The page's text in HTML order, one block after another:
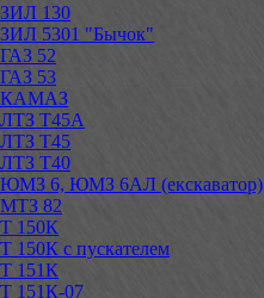
ЗИЛ 130
ЗИЛ 5301 "Бычок"
ГАЗ 52
ГАЗ 53
КАМАЗ
ЛТЗ Т45А
ЛТЗ Т45
ЛТЗ Т40
ЮМЗ 6, ЮМЗ 6АЛ (екскаватор)
МТЗ 82
Т 150К
Т 150К с пускателем
Т 151К
Т 151К-07